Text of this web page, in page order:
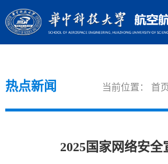
热点新闻 当前位置： 首页
2025国家网络安全